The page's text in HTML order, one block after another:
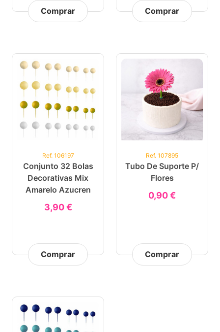
Comprar Comprar
Ref. 106197
Conjunto 32 Bolas
Decorativas Mix
Amarelo Azucren
3,90 €
Comprar
Ref. 107895
Tubo De Suporte P/
Flores
0,90 €
Comprar